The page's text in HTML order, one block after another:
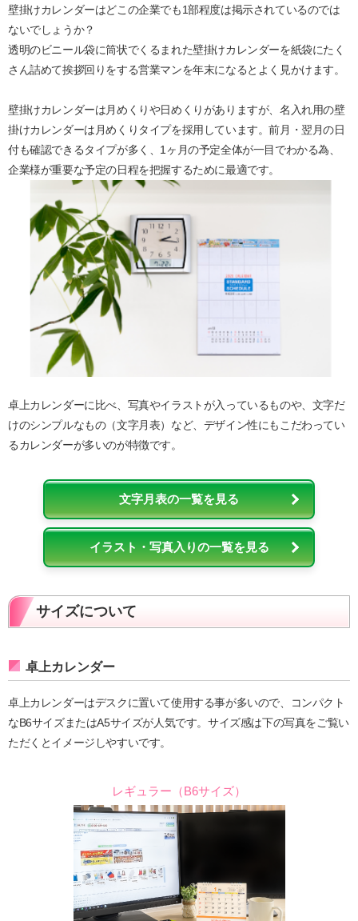
壁掛けカレンダーはどこの企業でも1部程度は掲示されているのでは
ないでしょうか？
透明のビニール袋に筒状でくるまれた壁掛けカレンダーを紙袋にたく
さん詰めて挨拶回りをする営業マンを年末になるとよく見かけます。
壁掛けカレンダーは月めくりや日めくりがありますが、名入れ用の壁
掛けカレンダーは月めくりタイプを採用しています。前月・翌月の日
付も確認できるタイプが多く、1ヶ月の予定全体が一目でわかる為、
企業様が重要な予定の日程を把握するために最適です。
卓上カレンダーに比べ、写真やイラストが入っているものや、文字だ
けのシンプルなもの（文字月表）など、デザイン性にもこだわってい
るカレンダーが多いのが特徴です。
文字月表の一覧を見る
イラスト・写真入りの一覧を見る
サイズについて
卓上カレンダー
卓上カレンダーはデスクに置いて使用する事が多いので、コンパクト
なB6サイズまたはA5サイズが人気です。サイズ感は下の写真をご覧い
ただくとイメージしやすいです。
レギュラー（B6サイズ）